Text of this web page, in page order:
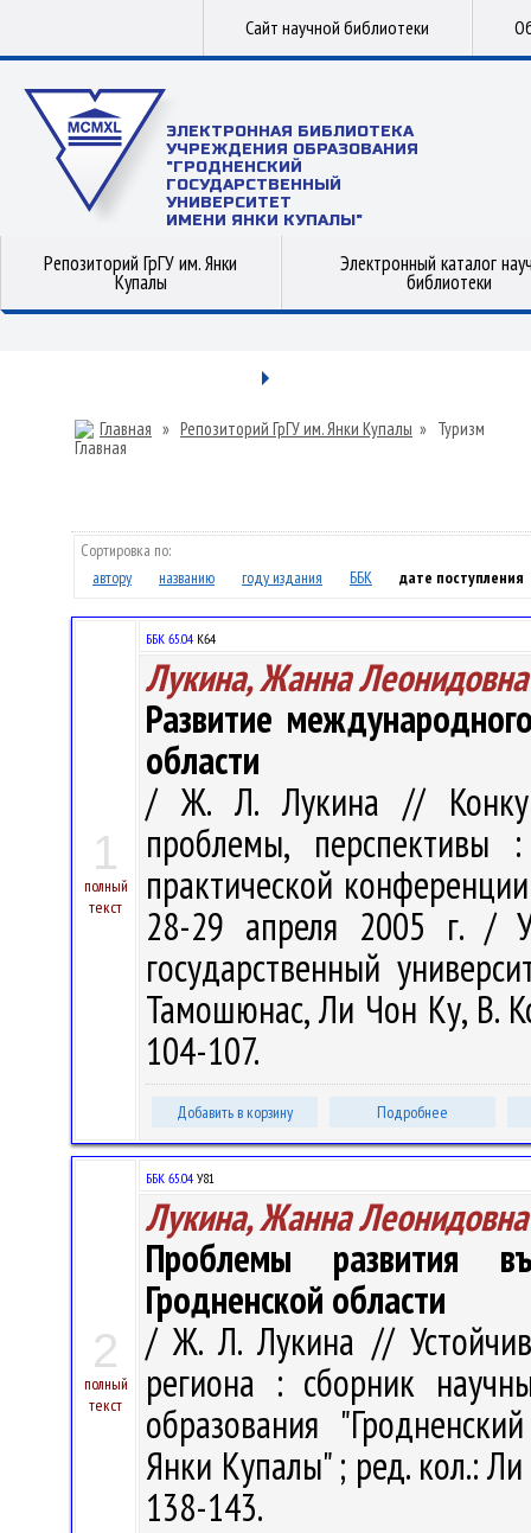
Сайт научной библиотеки
ЭЛЕКТРОННАЯ БИБЛИОТЕКА
УЧРЕЖДЕНИЯ ОБРАЗОВАНИЯ
"ГРОДНЕНСКИЙ
ГОСУДАРСТВЕННЫЙ
УНИВЕРСИТЕТ
ИМЕНИ ЯНКИ КУПАЛЫ"
Репозиторий ГрГУ им. Янки
Купалы
Электронный каталог
библиотеки
Главная » Репозиторий ГрГУ им. Янки Купалы » Туризм
Сортировка по:
автору
названию году издания ББК дате поступления
1
полный
текст
ББК 65.04 К64
Лукина, Жанна Леонидовна
Развитие
области
/ Ж. Л. Лукина //
проблемы,
практической
28-29 апреля 2005 г. /
государственный
Тамошюнас, Ли Чон Ку, В.
104-107.
Добавить в корзину Подробнее
2
полный
текст
ББК 65.04 У81
Лукина, Жанна Леонидовна
Проблемы развития
Гродненской области
/ Ж. Л. Лукина //
региона : сборник
образования
Янки Купалы" ; ред. кол.:
138-143.